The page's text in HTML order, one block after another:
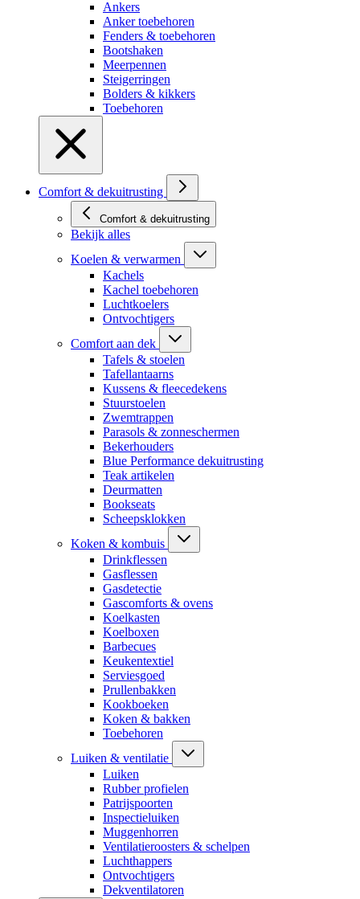
Ankers
Anker toebehoren
Fenders & toebehoren
Bootshaken
Meerpennen
Steigerringen
Bolders & kikkers
Toebehoren
Comfort & dekuitrusting
Comfort & dekuitrusting
Bekijk alles
Koelen & verwarmen
Kachels
Kachel toebehoren
Luchtkoelers
Ontvochtigers
Comfort aan dek
Tafels & stoelen
Tafellantaarns
Kussens & fleecedekens
Stuurstoelen
Zwemtrappen
Parasols & zonneschermen
Bekerhouders
Blue Performance dekuitrusting
Teak artikelen
Deurmatten
Bookseats
Scheepsklokken
Koken & kombuis
Drinkflessen
Gasflessen
Gasdetectie
Gascomforts & ovens
Koelkasten
Koelboxen
Barbecues
Keukentextiel
Serviesgoed
Prullenbakken
Kookboeken
Koken & bakken
Toebehoren
Luiken & ventilatie
Luiken
Rubber profielen
Patrijspoorten
Inspectieluiken
Muggenhorren
Ventilatieroosters & schelpen
Luchthappers
Ontvochtigers
Dekventilatoren